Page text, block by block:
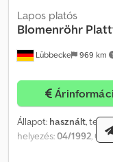
Lübbecke 969 km
Lapos platós
Blomenröhr
Állapot: használt,
helyezés:04/1992,
opciók és tartozékok